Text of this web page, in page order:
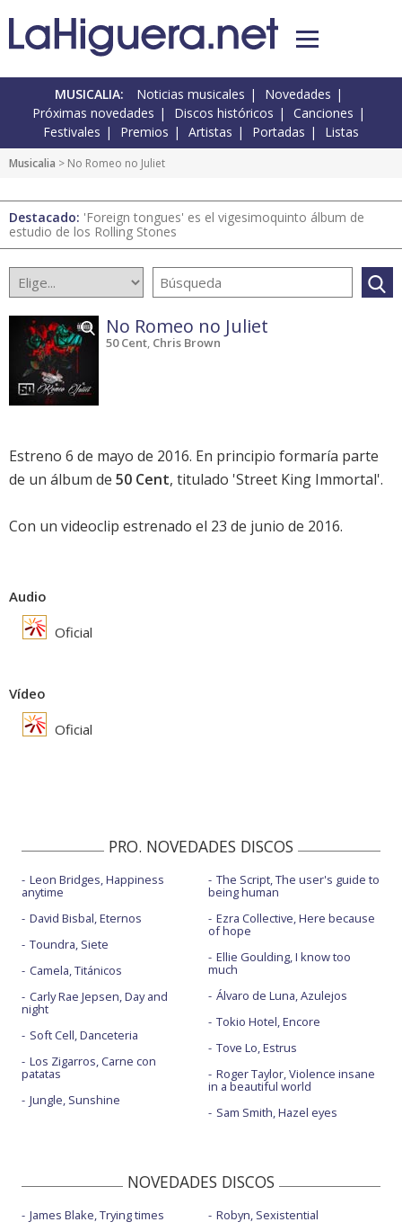
MUSICALIA: Noticias musicales
Novedades
Próximas novedades
Discos históricos
Canciones
Festivales
Premios Artistas Portadas Listas
Musicalia > No Romeo no Juliet
Destacado: 'Foreign tongues' es el vigesimoquinto álbum de
estudio de los Rolling Stones
No Romeo no Juliet
50 Cent, Chris Brown
Estreno 6 de mayo de 2016. En principio formaría parte
de un álbum de 50 Cent, titulado 'Street King Immortal'.
Con un videoclip estrenado el 23 de junio de 2016.
Audio
Oficial
Vídeo
Oficial
PRO. NOVEDADES DISCOS
Leon Bridges, Happiness
anytime
David Bisbal, Eternos
Toundra, Siete
Camela, Titánicos
Carly Rae Jepsen, Day and
night
Soft Cell, Danceteria
Los Zigarros, Carne con
patatas
Jungle, Sunshine
The Script, The user's guide to
being human
Ezra Collective, Here because
of hope
Ellie Goulding, I know too
much
Álvaro de Luna, Azulejos
Tokio Hotel, Encore
Tove Lo, Estrus
Roger Taylor, Violence insane
in a beautiful world
Sam Smith, Hazel eyes
NOVEDADES DISCOS
James Blake, Trying times
Robyn, Sexistential